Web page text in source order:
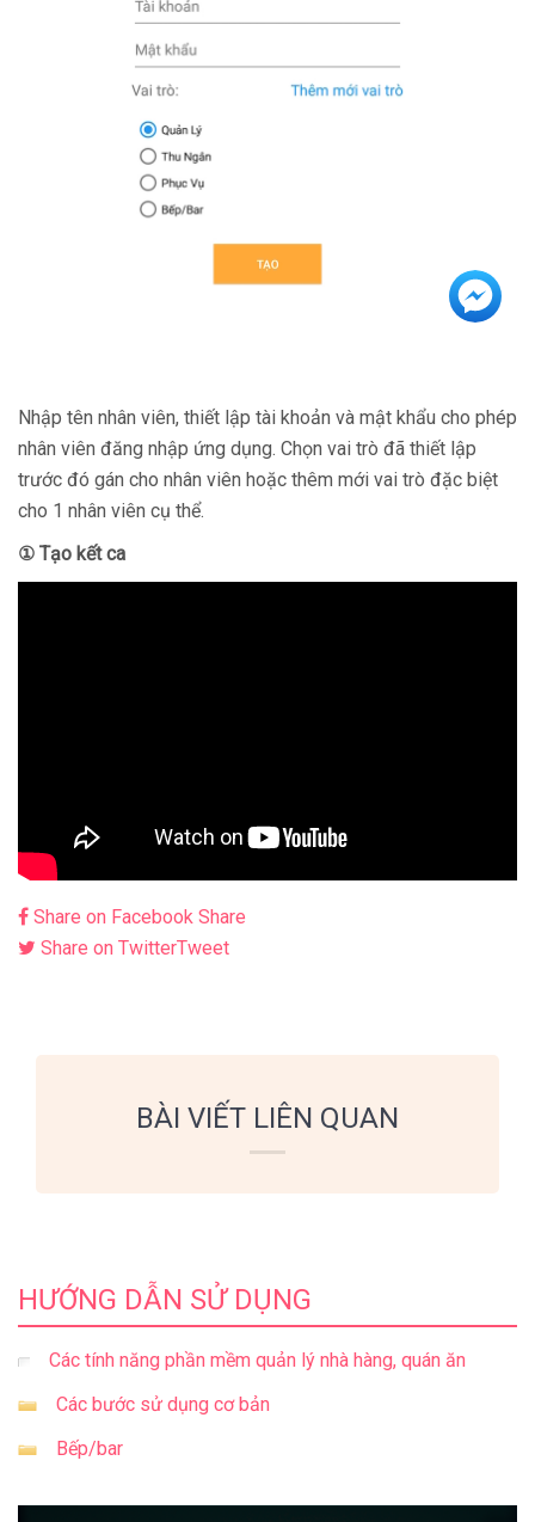
Nhập tên nhân viên, thiết lập tài khoản và mật khẩu cho phép
nhân viên đăng nhập ứng dụng. Chọn vai trò đã thiết lập
trước đó gán cho nhân viên hoặc thêm mới vai trò đặc biệt
cho 1 nhân viên cụ thể.
① Tạo kết ca
Share on Facebook Share
Share on TwitterTweet
BÀI VIẾT LIÊN QUAN
HƯỚNG DẪN SỬ DỤNG
Các tính năng phần mềm quản lý nhà hàng, quán ăn
Các bước sử dụng cơ bản
Bếp/bar